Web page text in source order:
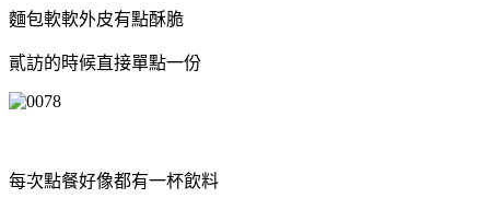
麵包軟軟外皮有點酥脆
貳訪的時候直接單點一份
每次點餐好像都有一杯飲料